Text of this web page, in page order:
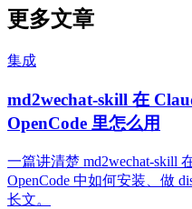
更多文章
集成
md2wechat-skill 在
OpenCode 里怎么用
一篇讲清楚 md2wechat-skill
OpenCode 中如何安装、做
长文。